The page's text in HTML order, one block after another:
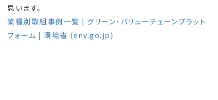
思います。
業種別取組事例一覧 | グリーン・バリューチェーンプラット
フォーム | 環境省 (env.go.jp)